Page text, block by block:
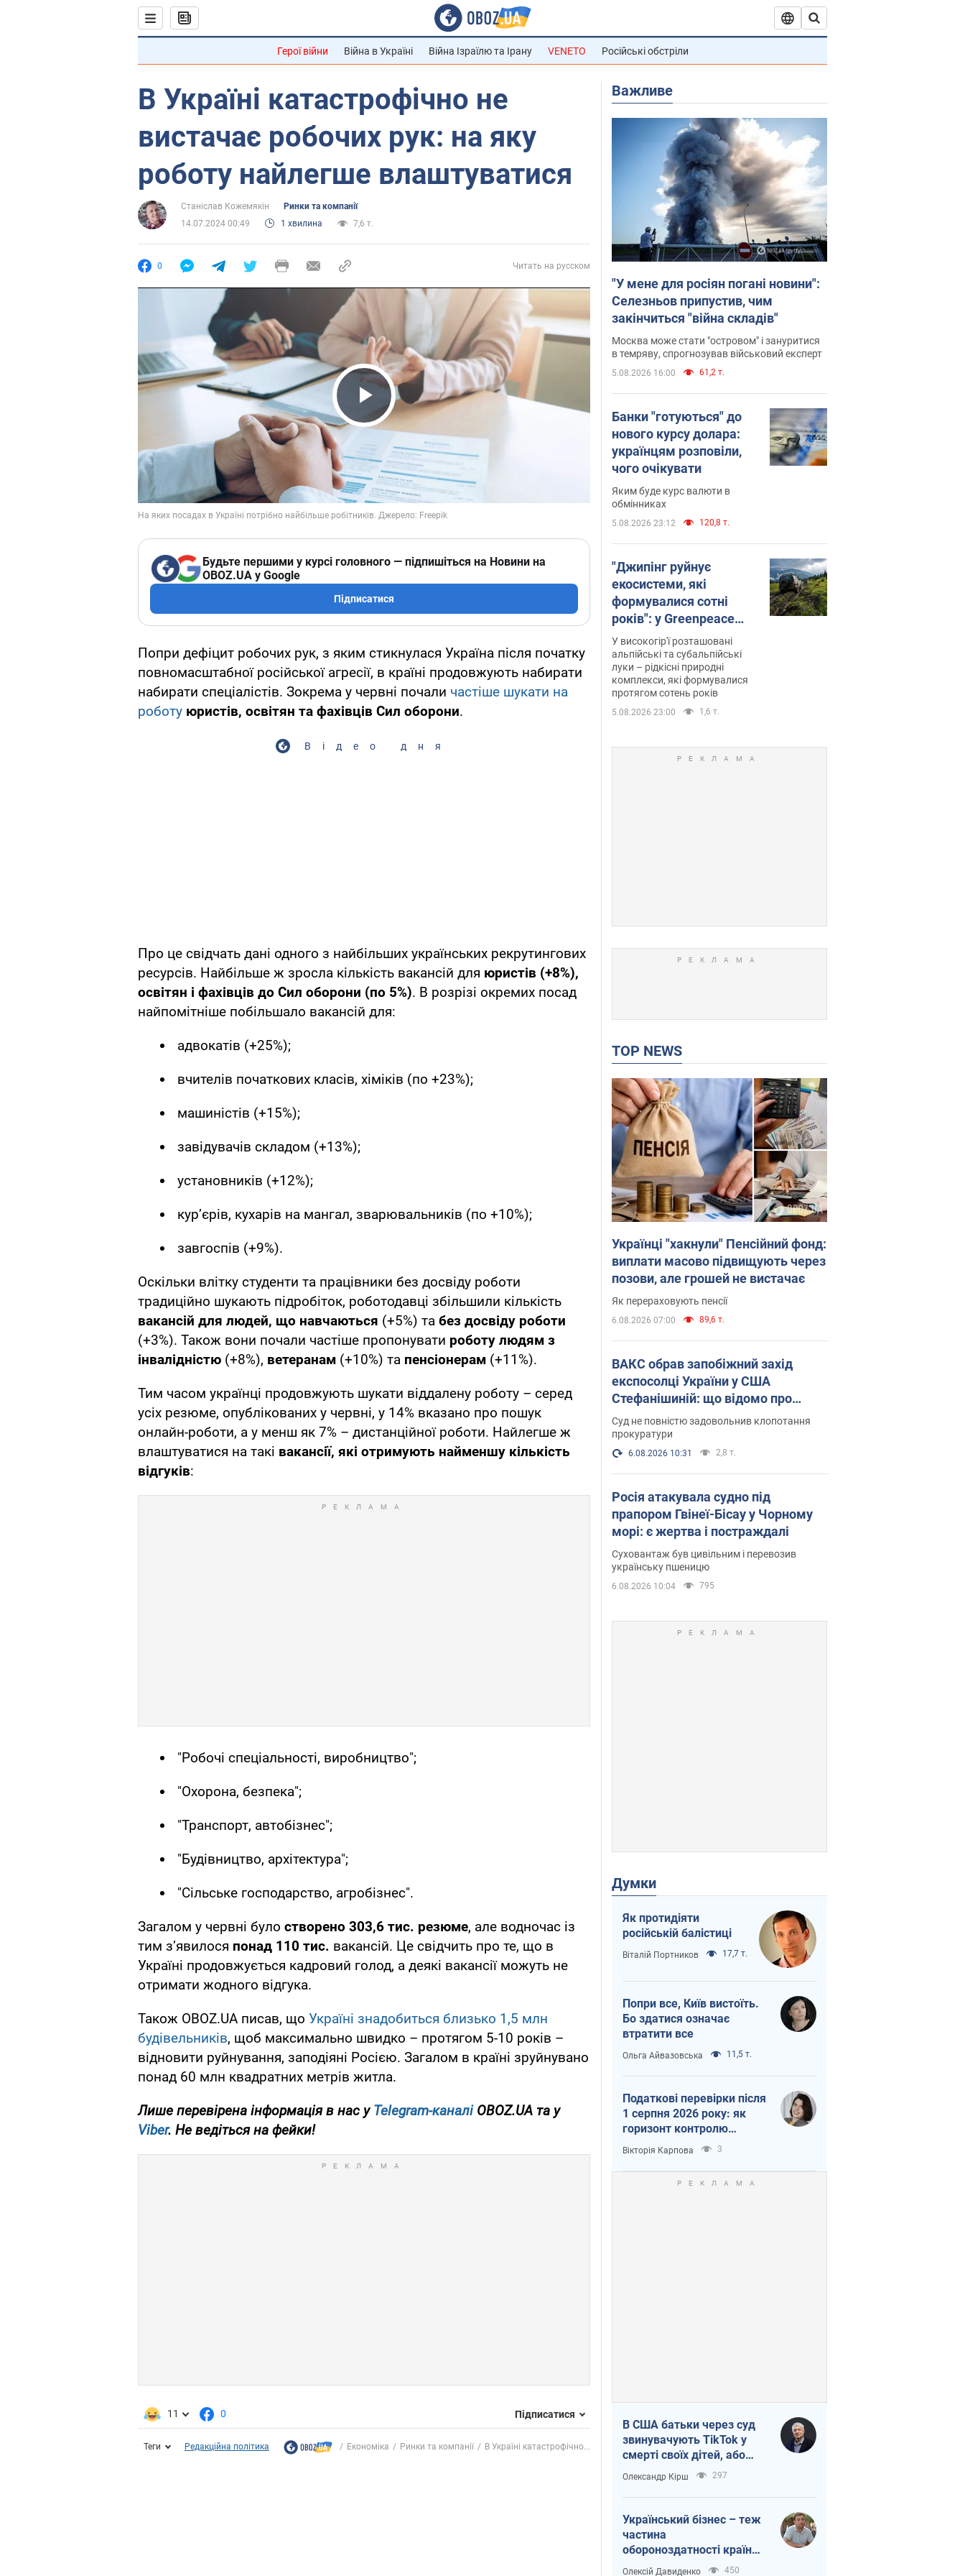
Герої війни Війна в Україні Війна Ізраїлю та Ірану VENETO Російські обстріли
В Україні катастрофічно не
вистачає робочих рук: на яку
роботу найлегше влаштуватися
Станіслав Кожемякін
Ринки та компанії
14.07.2024 00:49
1 хвилина 7,6 т.
0 Читать на русском
Play Video
Будьте першими у курсі головного — підпишіться на Новини на
OBOZ.UA у Google
Підписатися
Попри дефіцит робочих рук, з яким стикнулася Україна після початку
повномасштабної російської агресії, в країні продовжують набирати
набирати спеціалістів. Зокрема у червні почали частіше шукати на
роботу юристів, освітян та фахівців Сил оборони.
Відео дня
Про це свідчать дані одного з найбільших українських рекрутингових
ресурсів. Найбільше ж зросла кількість вакансій для юристів (+8%),
освітян і фахівців до Сил оборони (по 5%). В розрізі окремих посад
найпомітніше побільшало вакансій для:
адвокатів (+25%);
вчителів початкових класів, хіміків (по +23%);
машиністів (+15%);
завідувачів складом (+13%);
установників (+12%);
кур’єрів, кухарів на мангал, зварювальників (по +10%);
завгоспів (+9%).
Оскільки влітку студенти та працівники без досвіду роботи
традиційно шукають підробіток, роботодавці збільшили кількість
вакансій для людей, що навчаються (+5%) та без досвіду роботи
(+3%). Також вони почали частіше пропонувати роботу людям з
інвалідністю (+8%), ветеранам (+10%) та пенсіонерам (+11%).
Тим часом українці продовжують шукати віддалену роботу – серед
усіх резюме, опублікованих у червні, у 14% вказано про пошук
онлайн-роботи, а у менш як 7% – дистанційної роботи. Найлегше ж
влаштуватися на такі вакансії, які отримують найменшу кількість
відгуків:
"Робочі спеціальності, виробництво";
"Охорона, безпека";
"Транспорт, автобізнес";
"Будівництво, архітектура";
"Сільське господарство, агробізнес".
Загалом у червні було створено 303,6 тис. резюме, але водночас із
тим з’явилося понад 110 тис. вакансій. Це свідчить про те, що в
Україні продовжується кадровий голод, а деякі вакансії можуть не
отримати жодного відгука.
Також OBOZ.UA писав, що Україні знадобиться близько 1,5 млн
будівельників, щоб максимально швидко – протягом 5-10 років –
відновити руйнування, заподіяні Росією. Загалом в країні зруйнувано
понад 60 млн квадратних метрів житла.
Лише перевірена інформація в нас уTelegram-каналіOBOZ.UA та у
Viber. Не ведіться на фейки!
11 0 Підписатися
Теги Редакційна політика Економіка Ринки та компанії В Україні катастрофічно...
Важливе
"У мене для росіян погані новини":
Селезньов припустив, чим
закінчиться "війна складів"
Москва може стати "островом" і зануритися
в темряву, спрогнозував військовий експерт
5.08.2026 16:00 61,2 т.
Банки "готуються" до
нового курсу долара:
українцям розповіли,
чого очікувати
Яким буде курс валюти в
обмінниках
5.08.2026 23:12 120,8 т.
"Джипінг руйнує
екосистеми, які
формувалися сотні
років": у Greenpeace
забили на сполох
У високогір'ї розташовані
альпійські та субальпійські
луки – рідкісні природні
комплекси, які формувалися
протягом сотень років
5.08.2026 23:00 1,6 т.
TOP NEWS
Українці "хакнули" Пенсійний фонд:
виплати масово підвищують через
позови, але грошей не вистачає
Як перераховують пенсії
6.08.2026 07:00 89,6 т.
ВАКС обрав запобіжний захід
експосолці України у США
Стефанішиній: що відомо про
справу
Суд не повністю задовольнив клопотання
прокуратури
6.08.2026 10:31 2,8 т.
Росія атакувала судно під
прапором Гвінеї-Бісау у Чорному
морі: є жертва і постраждалі
Суховантаж був цивільним і перевозив
українську пшеницю
6.08.2026 10:04 795
Думки
Як протидіяти
російській балістиці
Віталій Портников 17,7 т.
Попри все, Київ вистоїть.
Бо здатися означає
втратити все
Ольга Айвазовська 11,5 т.
Податкові перевірки після
1 серпня 2026 року: як
горизонт контролю
скорочується з 6,5 до 3
років
Вікторія Карпова 3
В США батьки через суд
звинувачують TikTok у
смерті своїх дітей, або
Атака КНР на молодь
Олександр Кірш 297
Український бізнес – теж
частина
обороноздатності країни.
Не віддавайте їхній ринок
Олексій Давиденко 450